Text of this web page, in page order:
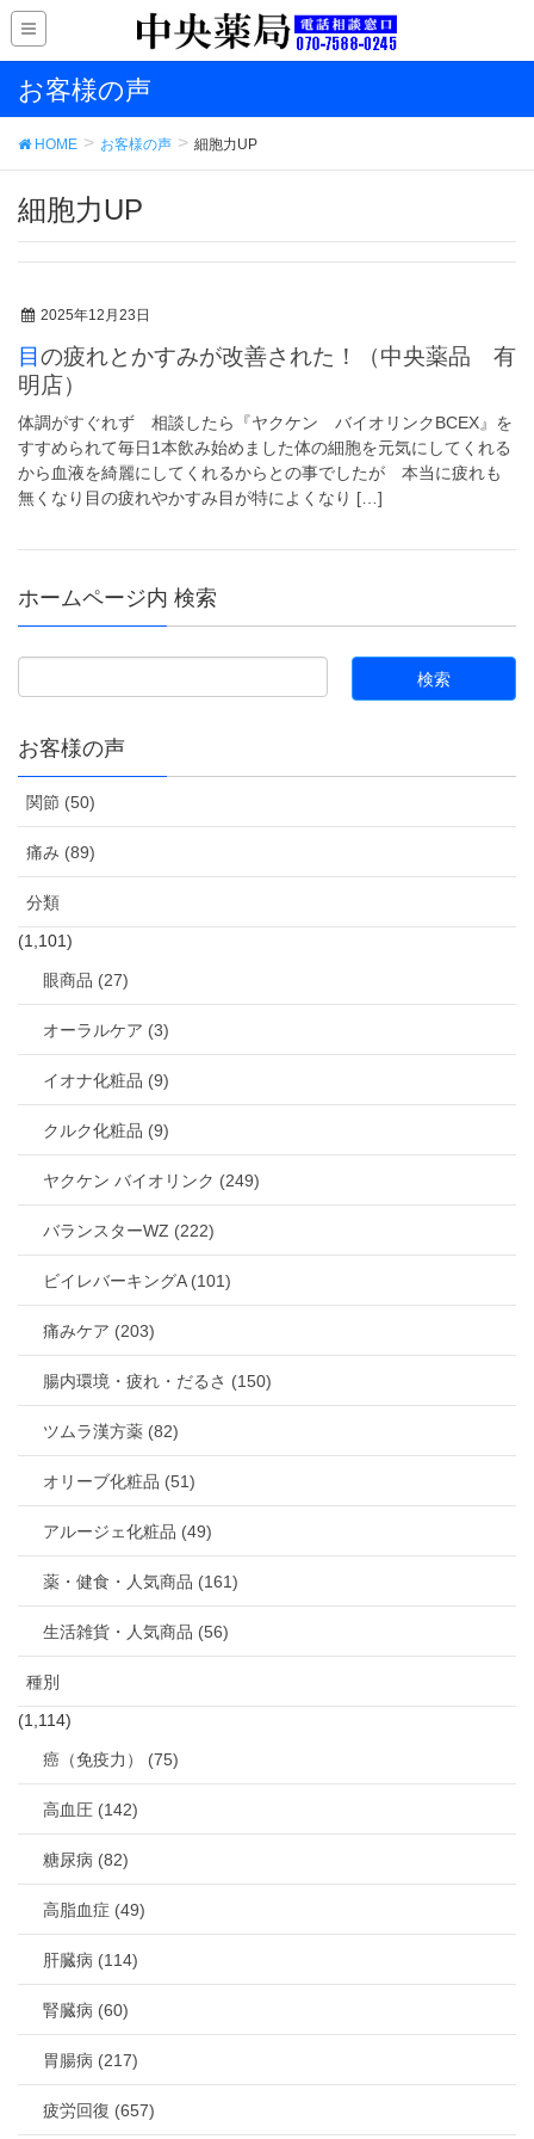
お客様の声
HOME お客様の声 細胞力UP
細胞力UP
2025年12月23日
目の疲れとかすみが改善された！（中央薬品 有
明店）
体調がすぐれず 相談したら『ヤクケン バイオリンクBCEX』を
すすめられて毎日1本飲み始めました体の細胞を元気にしてくれる
から血液を綺麗にしてくれるからとの事でしたが 本当に疲れも
無くなり目の疲れやかすみ目が特によくなり […]
ホームページ内 検索
お客様の声
関節 (50)
痛み (89)
分類
(1,101)
眼商品 (27)
オーラルケア (3)
イオナ化粧品 (9)
クルク化粧品 (9)
ヤクケン バイオリンク (249)
バランスターWZ (222)
ビイレバーキングA (101)
痛みケア (203)
腸内環境・疲れ・だるさ (150)
ツムラ漢方薬 (82)
オリーブ化粧品 (51)
アルージェ化粧品 (49)
薬・健食・人気商品 (161)
生活雑貨・人気商品 (56)
種別
(1,114)
癌（免疫力） (75)
高血圧 (142)
糖尿病 (82)
高脂血症 (49)
肝臓病 (114)
腎臓病 (60)
胃腸病 (217)
疲労回復 (657)